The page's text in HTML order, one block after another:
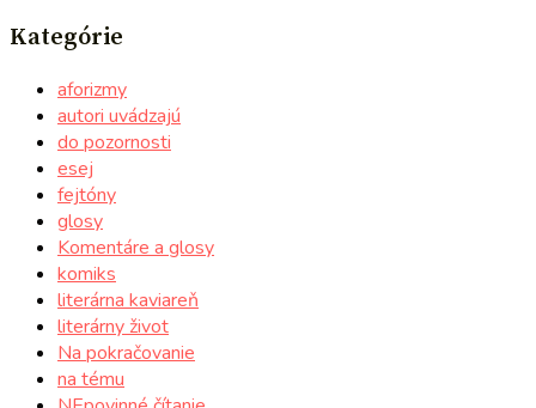
Kategórie
aforizmy
autori uvádzajú
do pozornosti
esej
fejtóny
glosy
Komentáre a glosy
komiks
literárna kaviareň
literárny život
Na pokračovanie
na tému